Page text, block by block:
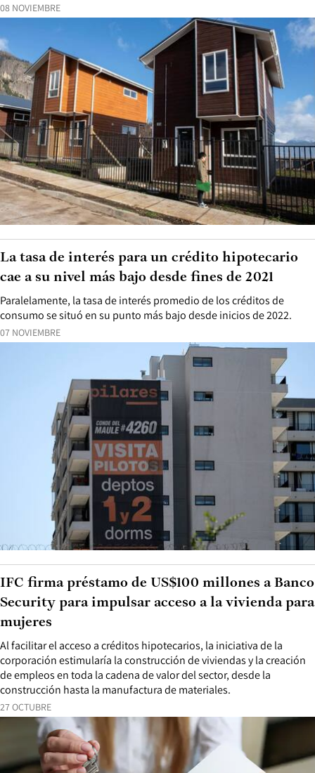
08 NOVIEMBRE
07 NOVIEMBRE
Paralelamente, la tasa de interés promedio de los créditos de
consumo se situó en su punto más bajo desde inicios de 2022.
La tasa de interés para un crédito hipotecario
cae a su nivel más bajo desde fines de 2021
27 OCTUBRE
Al facilitar el acceso a créditos hipotecarios, la iniciativa de la
corporación estimularía la construcción de viviendas y la creación
de empleos en toda la cadena de valor del sector, desde la
construcción hasta la manufactura de materiales.
IFC firma préstamo de US$100 millones a Banco
Security para impulsar acceso a la vivienda para
mujeres